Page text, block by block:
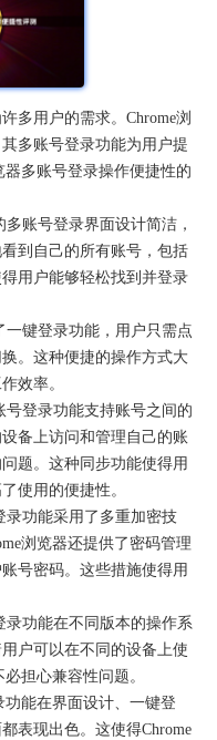
多用户的需求。Chrome浏
多账号登录功能为用户提
器多账号登录操作便捷性的
账号登录界面设计简洁，
到自己的所有账号，包括
用户能够轻松找到并登录
一键登录功能，用户只需点
。这种便捷的操作方式大
效率。
号登录功能支持账号之间的
备上访问和管理自己的账
题。这种同步功能使得用
使用的便捷性。
录功能采用了多重加密技
浏览器还提供了密码管理
号密码。这些措施使得用
录功能在不同版本的操作系
户可以在不同的设备上使
担心兼容性问题。
功能在界面设计、一键登
表现出色。这使得Chrome